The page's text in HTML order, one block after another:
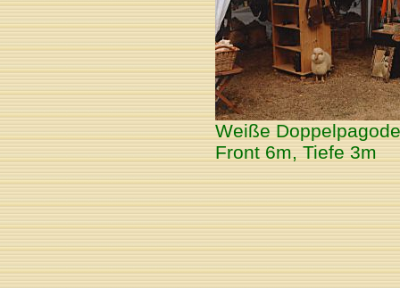
Weiße
Front 6m, Tiefe 3m